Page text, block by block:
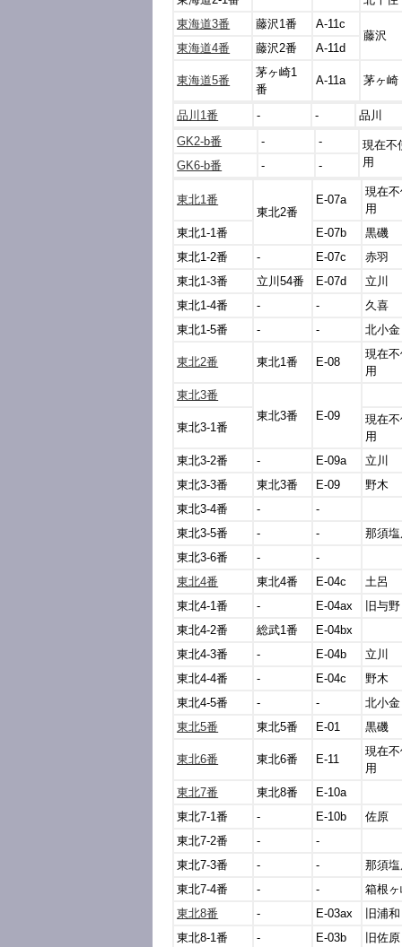
東海道3番
藤沢1番
A-11c
藤沢
東海道4番
藤沢2番 A-11d
東海道5番
茅ヶ崎1
番
A-11a 茅ヶ崎
品川1番 - -
品川
GK2-b番
- -
現在不
用
GK6-b番 - -
東北1番
東北2番
E-07a
現在
用
東北1-1番
E-07b
黒磯
東北1-2番
- E-07c
赤羽
東北1-3番
立川54番 E-07d
立川
東北1-4番
- -
久喜
東北1-5番
- - 北小金
東北2番 東北1番 E-08
現在
用
東北3番
東北3番
E-09
東北3-1番
現在
用
東北3-2番
- E-09a
立川
東北3-3番
東北3番 E-09
野木
東北3-4番
-
-
東北3-5番
- -
那須
東北3-6番
-
-
東北4番
東北4番 E-04c
土呂
東北4-1番
- E-04ax
旧与野
東北4-2番
総武1番
E-04bx
東北4-3番
- E-04b
立川
東北4-4番
- E-04c
野木
東北4-5番
- -
北小金
東北5番
東北5番 E-01 黒磯
東北6番 東北6番 E-11
現在
用
東北7番
東北8番
E-10a
東北7-1番
- E-10b
佐原
東北7-2番
-
-
東北7-3番
- -
那須
東北7-4番
- -
箱根
東北8番
- E-03ax
旧浦和
東北8-1番
- E-03b
旧佐原